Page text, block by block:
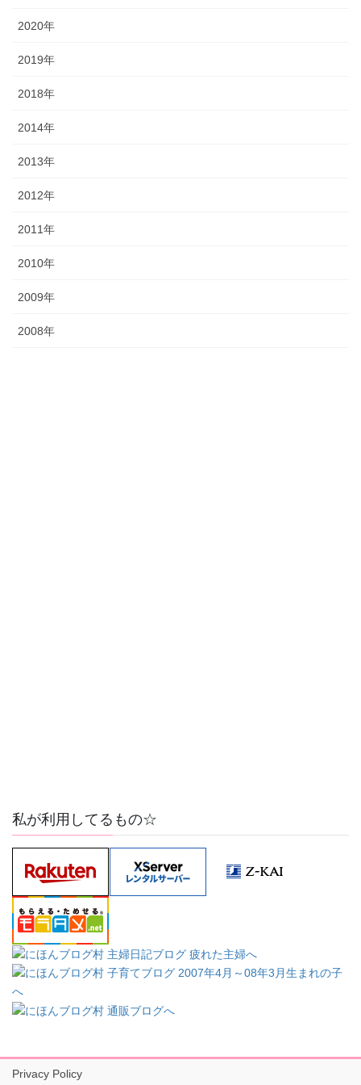
2020年
2019年
2018年
2014年
2013年
2012年
2011年
2010年
2009年
2008年
私が利用してるもの☆
Privacy Policy